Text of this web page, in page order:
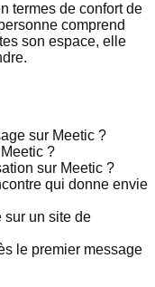
termes de confort de
comprend
son espace, elle
sur Meetic ?
?
sur Meetic ?
qui donne envie
sur un site de
le premier message